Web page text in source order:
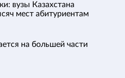
вузы Казахстана
мест абитуриентам
на большей части